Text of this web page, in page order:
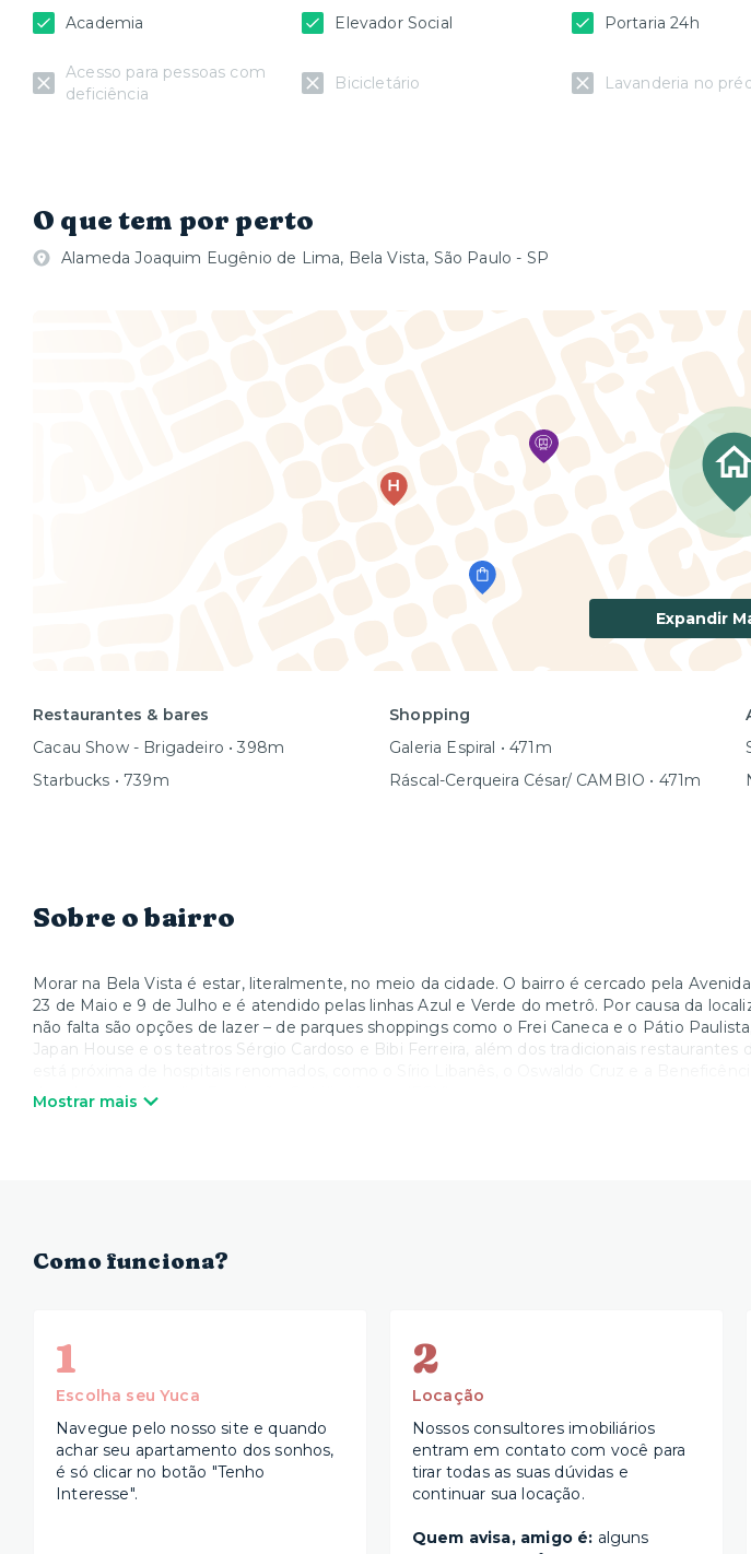
Academia Elevador Social Portaria 24h
Acesso para pessoas com
deficiência
Bicicletário Lavanderia no
O que tem por perto
Alameda Joaquim Eugênio de Lima, Bela Vista, São Paulo - SP
Expandir
Restaurantes & bares
Cacau Show - Brigadeiro • 398m
Starbucks • 739m
Shopping
Galeria Espiral • 471m
Ráscal-Cerqueira César/ CAMBIO • 471m
Sobre o bairro
Morar na Bela Vista é estar, literalmente, no meio da cidade. O bairro é cercado pela
23 de Maio e 9 de Julho e é atendido pelas linhas Azul e Verde do metrô. Por causa da
não falta são opções de lazer – de parques shoppings como o Frei Caneca e o Pátio
Japan House e os teatros Sérgio Cardoso e Bibi Ferreira, além dos tradicionais
de educação, fica ali a Fundação Getúlio Vargas (FGV).
Mostrar mais
Como funciona?
1
Escolha seu Yuca
Navegue pelo nosso site e quando
achar seu apartamento dos sonhos,
é só clicar no botão "Tenho
Interesse".
2
Locação
Nossos consultores imobiliários
entram em contato com você para
tirar todas as suas dúvidas e
continuar sua locação.
Quem avisa, amigo é: alguns